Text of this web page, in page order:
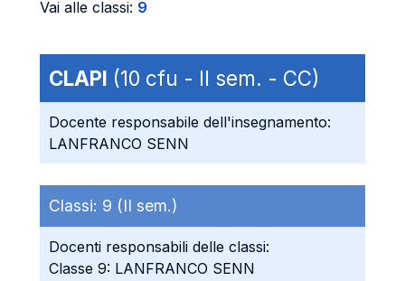
Vai alle classi: 9
CLAPI (10 cfu - II sem. - CC)
Docente responsabile dell'insegnamento:
LANFRANCO SENN
Classi: 9 (II sem.)
Docenti responsabili delle classi:
Classe 9: LANFRANCO SENN